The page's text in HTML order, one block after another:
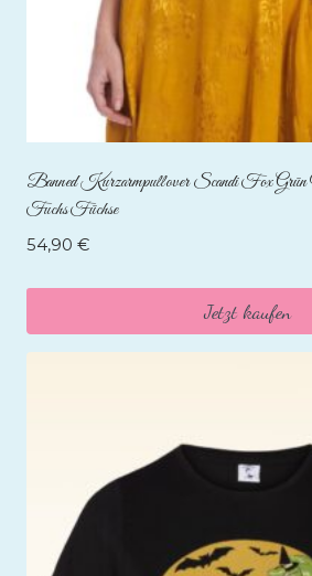
Banned Kurzarmpullover Scandi Fox
Fuchs Füchse
54,90 €
Jetzt kaufen